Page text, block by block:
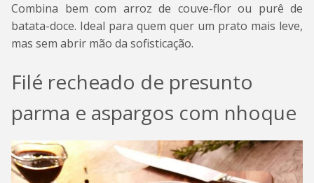
Combina bem com arroz de couve-flor ou purê de
batata-doce. Ideal para quem quer um prato mais leve,
mas sem abrir mão da sofisticação.
Filé recheado de presunto
parma e aspargos com nhoque